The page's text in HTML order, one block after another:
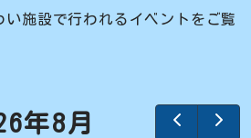
い施設で行われるイベントをご覧
年8月